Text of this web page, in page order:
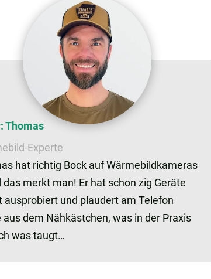
Thomas
Experte
hat richtig Bock auf Wärmebildkameras
das merkt man! Er hat schon zig Geräte
ausprobiert und plaudert am Telefon
aus dem Nähkästchen, was in der Praxis
was taugt…